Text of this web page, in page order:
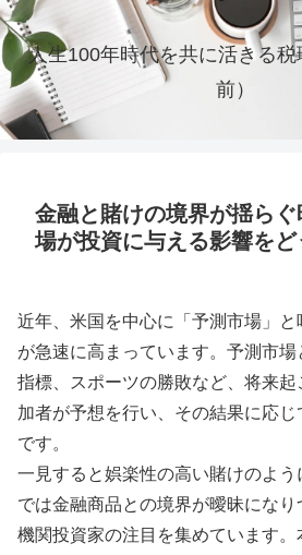
人生100年時代を共に活きる
前）
金融と賭けの境界が揺ら
場が投資に与える影響を
近年、米国を中心に「予測市場」
が急速に高まっています。予測市
指標、スポーツの勝敗など、将来
加者が予想を行い、その結果に応
です。
一見すると娯楽性の高い賭けのよ
では金融商品との境界が曖昧にな
機関投資家の注目を集めています